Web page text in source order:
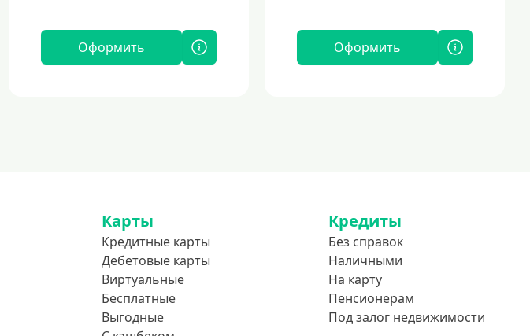
Оформить Оформить
Карты
Кредитные карты
Дебетовые карты
Виртуальные
Бесплатные
Выгодные
Кредиты
Без справок
Наличными
На карту
Пенсионерам
Под залог недвижимости